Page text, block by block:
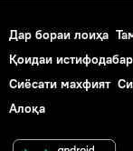
Дар бораи лоиҳа
Қоидаи
Сиёсати махфият
Алоқа